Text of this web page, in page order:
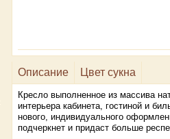
Описание Цвет сукна
Кресло выполненное из массива
интерьера кабинета, гостиной и
нового, индивидуального
подчеркнет и придаст больше